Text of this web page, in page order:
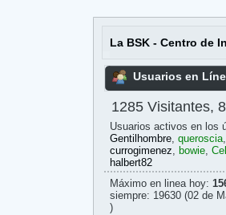
La BSK - Centro de
Usuarios en
1285 Visitantes,
Usuarios activos en los
Gentilhombre, queroscia
currogimenez, bowie,
halbert82
Máximo en linea hoy:
siempre: 19630 (02 de
)